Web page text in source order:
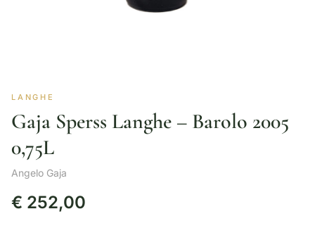
LANGHE
Gaja Sperss Langhe – Barolo 2005
0,75L
Angelo Gaja
€ 252,00